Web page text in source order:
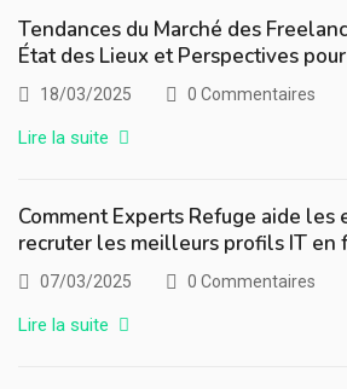
Tendances du Marché des
État des Lieux et Perspectives
18/03/2025 0 Commentaires
Lire la suite
Comment Experts Refuge aide les
recruter les meilleurs profils IT en
07/03/2025 0 Commentaires
Lire la suite